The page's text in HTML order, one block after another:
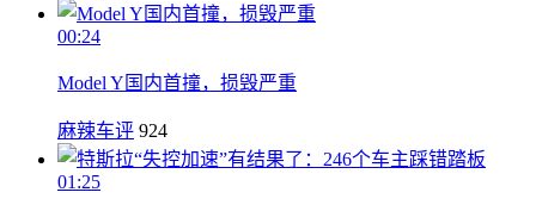
00:24
Model Y国内首撞，损毁严重
麻辣车评 924
01:25